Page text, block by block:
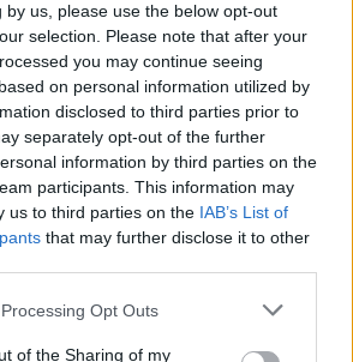
by us, please use the below opt-out
selection. Please note that after your
you may continue seeing
on personal information utilized by
disclosed to third parties prior to
separately opt-out of the further
information by third parties on the
participants. This information may
us to third parties on the IAB’s List of
that may further disclose it to other
website/app uses one or more Google
or usage behaviour. You may click to
Opt Outs
of the Sharing of my
Auschwitzba vitték.
minden, ahogy a
látni. Az embereket
Édesanyám
utoljára a szüleit,
őket. Fél
Auschwitz egyik
majd Bergen-
ahol egy
dolgoztatták.